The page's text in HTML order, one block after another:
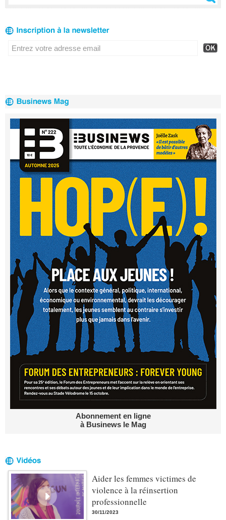
Abonnement en ligne
à Businews le Mag
Aider les femmes victimes de
violence à la réinsertion
professionnelle
30/11/2023